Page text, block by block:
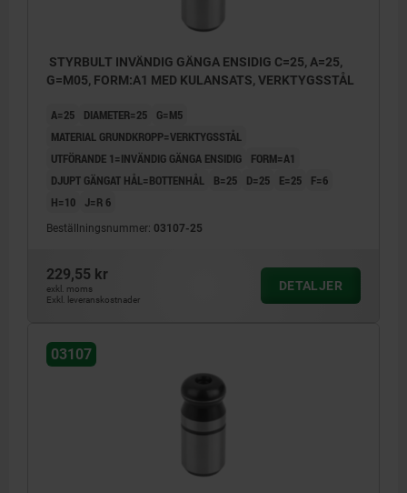
STYRBULT INVÄNDIG GÄNGA ENSIDIG C=25, A=25,
G=M05, FORM:A1 MED KULANSATS, VERKTYGSSTÅL
A=25 DIAMETER=25
G=M5
MATERIAL GRUNDKROPP=VERKTYGSSTÅL
UTFÖRANDE 1=INVÄNDIG GÄNGA ENSIDIG
FORM=A1
DJUPT GÄNGAT HÅL=BOTTENHÅL
B=25 D=25 E=25
F=6
H=10
J=R 6
Beställningsnummer: 03107-25
229,55 kr
exkl. moms
Exkl. leveranskostnader
DETALJER
03107